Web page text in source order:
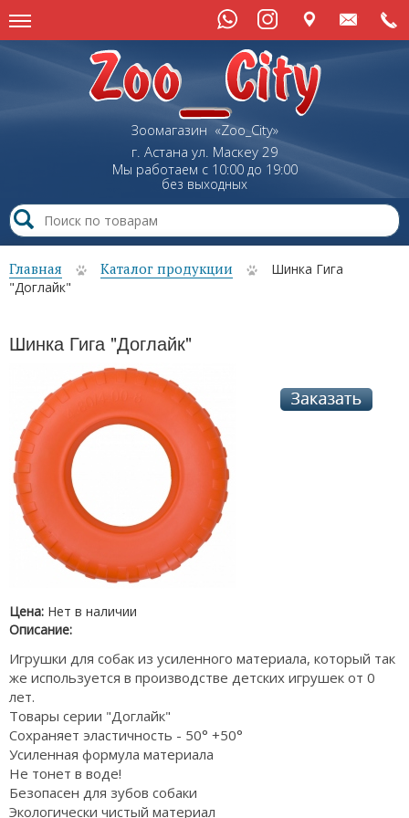
Зоомагазин «Zoo_City»
г. Астана ул. Маскеу29
Мы работаем с 10:00 до 19:00
без выходных
Главная Каталог продукции
Шинка Гига
"Доглайк"
Шинка Гига "Доглайк"
Цена: Нет в наличии
Описание:
Игрушки для собак из усиленного материала, который так
же используется в производстве детских игрушек от 0
лет.
Товары серии "Доглайк"
Сохраняет эластичность - 50° +50°
Усиленная формула материала
Не тонет в воде!
Безопасен для зубов собаки
Экологически чистый материал